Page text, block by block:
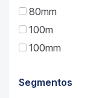
80mm
100m
100mm
Segmentos